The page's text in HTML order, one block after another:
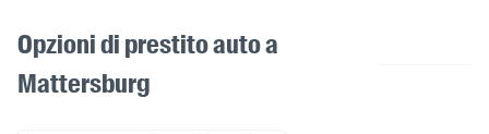
Opzioni di prestito auto a
Mattersburg